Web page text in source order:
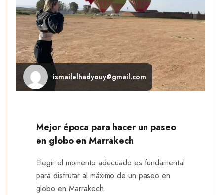
ismailelhadyouy@gmail.com
Mejor época para hacer un paseo
en globo en Marrakech
Elegir el momento adecuado es fundamental
para disfrutar al máximo de un paseo en
globo en Marrakech.